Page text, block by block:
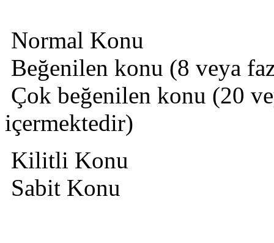
Normal Konu
Beğenilen konu (8 veya
Çok beğenilen konu (20
içermektedir)
Kilitli Konu
Sabit Konu